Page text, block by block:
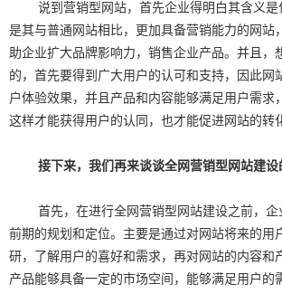
说到营销型网站，首先企业得明白其含义
是其与普通网站相比，更加具备营销能力的网站
助企业扩大品牌影响力，销售企业产品。并且，
的，首先要得到广大用户的认可和支持，因此网
户体验效果，并且产品和内容能够满足用户需求
这样才能获得用户的认同，也才能促进网站的转
接下来，我们再来谈谈全网营销型网站建设
首先，在进行全网营销型网站建设之前，
前期的规划和定位。主要是通过对网站将来的用
研，了解用户的喜好和需求，再对网站的内容和
产品能够具备一定的市场空间，能够满足用户的